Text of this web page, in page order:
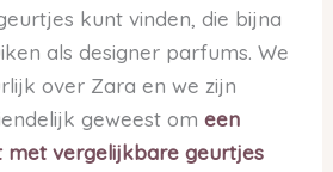
kunt vinden, die bijna
als designer parfums. We
over Zara en we zijn
geweest omeen
met vergelijkbare geurtjes